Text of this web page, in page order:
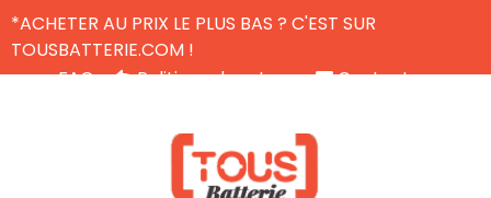
*ACHETER AU PRIX LE PLUS BAS ? C'EST SUR
TOUSBATTERIE.COM !
FAQ
Politique de retour
Contactez-nous